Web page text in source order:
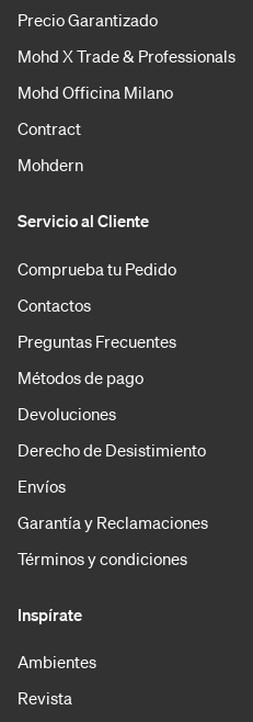
Precio Garantizado
Mohd X Trade & Professionals
Mohd Officina Milano
Contract
Mohdern
Servicio al Cliente
Comprueba tu Pedido
Contactos
Preguntas Frecuentes
Métodos de pago
Devoluciones
Derecho de Desistimiento
Envíos
Garantía y Reclamaciones
Términos y condiciones
Inspírate
Ambientes
Revista